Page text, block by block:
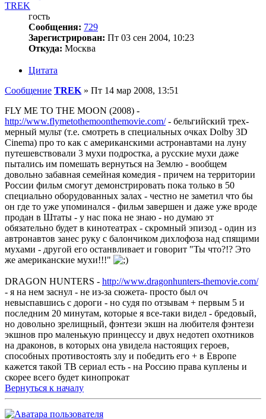
TREK
гость
Сообщения: 729
Зарегистрирован: Пт 03 сен 2004, 10:23
Откуда: Москва
Цитата
Сообщение TREK » Пт 14 мар 2008, 13:51
FLY ME TO THE MOON (2008) -
http://www.flymetothemoonthemovie.com/- бельгийский трех-
мерный мульт (т.е. смотреть в специальных очках Dolby 3D
Cinema) про то как с американскими астронавтами на луну
путешевствовали 3 мухи подростка, а русские мухи даже
пытались им помешать вернуться на Землю - вообщем
довольно забавная семейная комедия - причем на территории
России фильм смогут демонстрировать пока только в 50
специально оборудованных залах - честно не заметил что бы
он где то уже упоминался - фильм завершен и даже уже вроде
продан в Штаты - у нас пока не знаю - но думаю эт
обязательно будет в кинотеатрах - скромный эпизод - один из
автронавтов занес руку с балончиком дихлофоза над спящими
мухами - другой его останвливает и говорит "Ты что?!? Это
же американские мухи!!!"
DRAGON HUNTERS - http://www.dragonhunters-themovie.com/
- я на нем заснул - не из-за сюжета- просто был оч
невыспавшись с дороги - но судя по отзывам + первым 5 и
последним 20 минутам, которые я все-таки видел - бредовый,
но довольно зрелищный, фэнтези экшн на любителя фэнтези
экшнов про маленькую принцессу и двух недотеп охотников
на драконов, в которых она увидела настоящих героев,
способных противостоять злу и победить его + в Европе
кажется такой ТВ сериал есть - на Россию права куплены и
скорее всего будет кинопрокат
Вернуться к началу